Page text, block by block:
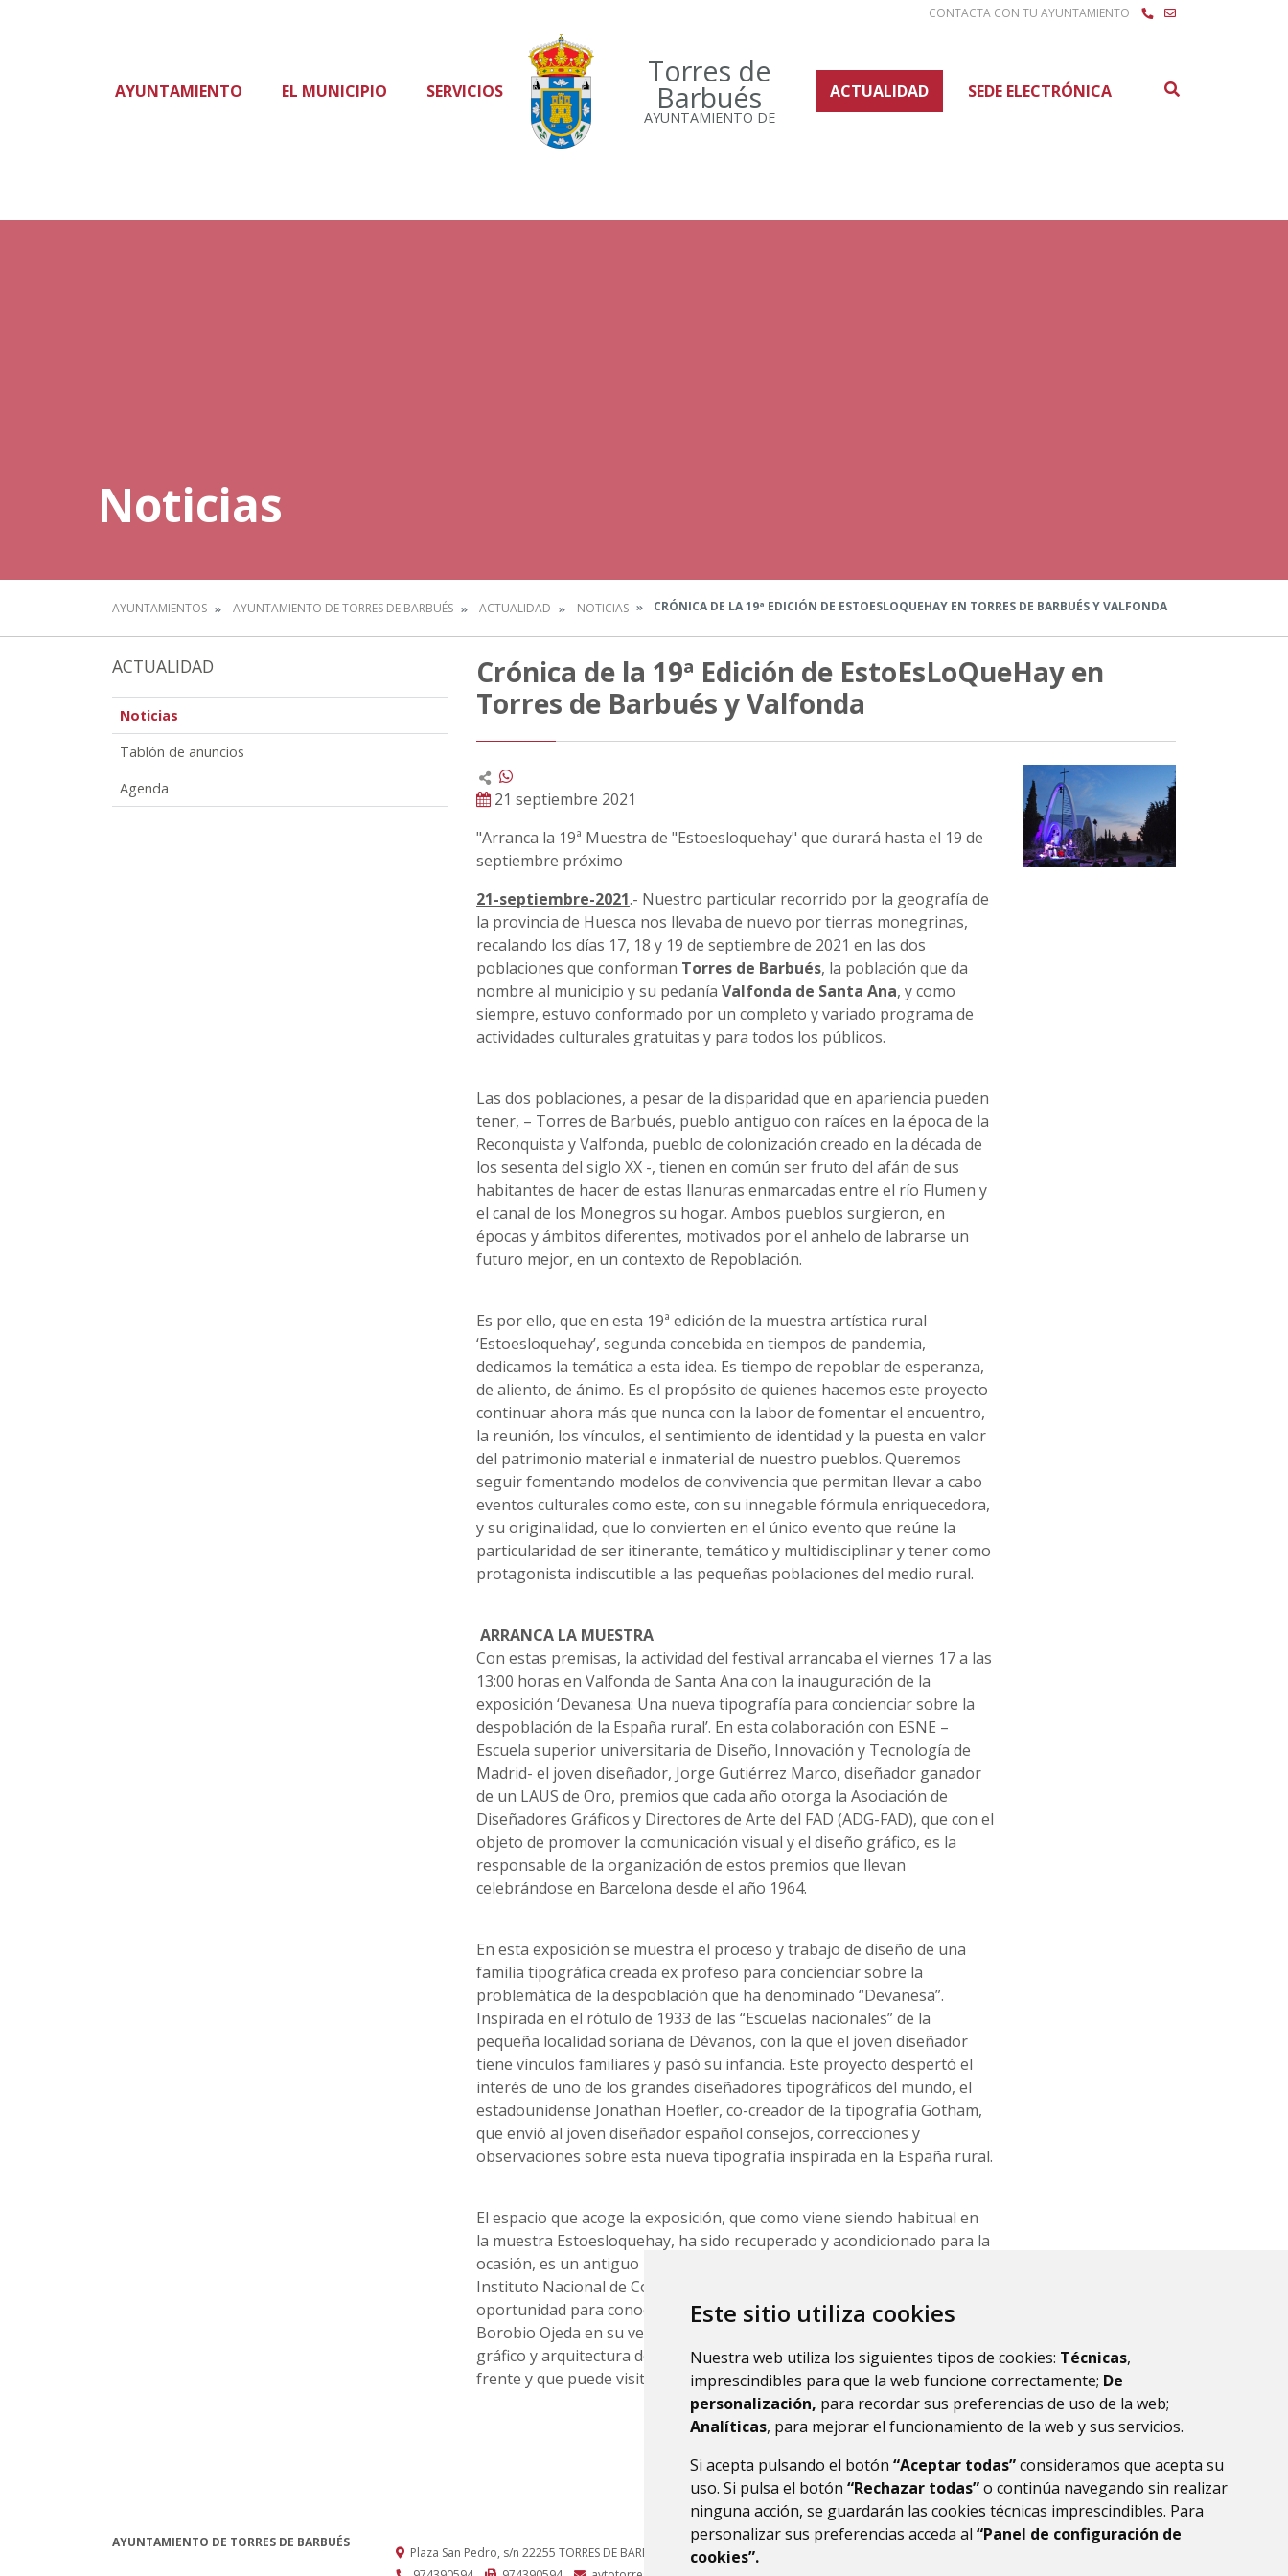
Este sitio utiliza cookies
Nuestra web utiliza los siguientes tipos de cookies: Técnicas,
imprescindibles para que la web funcione correctamente; De
personalización, para recordar sus preferencias de uso de la web;
Analíticas, para mejorar el funcionamiento de la web y sus servicios.
Si acepta pulsando el botón “Aceptar todas”consideramos que acepta su
uso. Si pulsa el botón “Rechazar todas”o continúa navegando sin realizar
ninguna acción, se guardarán las cookies técnicas imprescindibles. Para
personalizar sus preferencias acceda al “Panel de configuración de
cookies”.
CONTACTA CON TU AYUNTAMIENTO
Torres de
Barbués
AYUNTAMIENTO DE
AYUNTAMIENTO EL MUNICIPIO SERVICIOS ACTUALIDAD SEDE ELECTRÓNICA
Noticias
AYUNTAMIENTOS AYUNTAMIENTO DE TORRES DE BARBUÉS ACTUALIDAD NOTICIAS CRÓNICA DE LA 19ª EDICIÓN DE ESTOESLOQUEHAY EN TORRES DE BARBUÉS Y VALFONDA
ACTUALIDAD
Noticias
Tablón de anuncios
Agenda
Crónica de la 19ª Edición de EstoEsLoQueHay en
Torres de Barbués y Valfonda
21 septiembre 2021
"Arranca la 19ª Muestra de "Estoesloquehay" que durará hasta el 19 de
septiembre próximo
21-septiembre-2021.- Nuestro particular recorrido por la geografía de
la provincia de Huesca nos llevaba de nuevo por tierras monegrinas,
recalando los días 17, 18 y 19 de septiembre de 2021 en las dos
poblaciones que conforman Torres de Barbués, la población que da
nombre al municipio y su pedanía Valfonda de Santa Ana, y como
siempre, estuvo conformado por un completo y variado programa de
actividades culturales gratuitas y para todos los públicos.
Las dos poblaciones, a pesar de la disparidad que en apariencia pueden
tener, – Torres de Barbués, pueblo antiguo con raíces en la época de la
Reconquista y Valfonda, pueblo de colonización creado en la década de
los sesenta del siglo XX -, tienen en común ser fruto del afán de sus
habitantes de hacer de estas llanuras enmarcadas entre el río Flumen y
el canal de los Monegros su hogar. Ambos pueblos surgieron, en
épocas y ámbitos diferentes, motivados por el anhelo de labrarse un
futuro mejor, en un contexto de Repoblación.
Es por ello, que en esta 19ª edición de la muestra artística rural
‘Estoesloquehay’, segunda concebida en tiempos de pandemia,
dedicamos la temática a esta idea. Es tiempo de repoblar de esperanza,
de aliento, de ánimo. Es el propósito de quienes hacemos este proyecto
continuar ahora más que nunca con la labor de fomentar el encuentro,
la reunión, los vínculos, el sentimiento de identidad y la puesta en valor
del patrimonio material e inmaterial de nuestro pueblos. Queremos
seguir fomentando modelos de convivencia que permitan llevar a cabo
eventos culturales como este, con su innegable fórmula enriquecedora,
y su originalidad, que lo convierten en el único evento que reúne la
particularidad de ser itinerante, temático y multidisciplinar y tener como
protagonista indiscutible a las pequeñas poblaciones del medio rural.
ARRANCA LA MUESTRA
Con estas premisas, la actividad del festival arrancaba el viernes 17 a las
13:00 horas en Valfonda de Santa Ana con la inauguración de la
exposición ‘Devanesa: Una nueva tipografía para concienciar sobre la
despoblación de la España rural’. En esta colaboración con ESNE –
Escuela superior universitaria de Diseño, Innovación y Tecnología de
Madrid- el joven diseñador, Jorge Gutiérrez Marco, diseñador ganador
de un LAUS de Oro, premios que cada año otorga la Asociación de
Diseñadores Gráficos y Directores de Arte del FAD (ADG-FAD), que con el
objeto de promover la comunicación visual y el diseño gráfico, es la
responsable de la organización de estos premios que llevan
celebrándose en Barcelona desde el año 1964.
En esta exposición se muestra el proceso y trabajo de diseño de una
familia tipográfica creada ex profeso para concienciar sobre la
problemática de la despoblación que ha denominado “Devanesa”.
Inspirada en el rótulo de 1933 de las “Escuelas nacionales” de la
pequeña localidad soriana de Dévanos, con la que el joven diseñador
tiene vínculos familiares y pasó su infancia. Este proyecto despertó el
interés de uno de los grandes diseñadores tipográficos del mundo, el
estadounidense Jonathan Hoefler, co-creador de la tipografía Gotham,
que envió al joven diseñador español consejos, correcciones y
observaciones sobre esta nueva tipografía inspirada en la España rural.
El espacio que acoge la exposición, que como viene siendo habitual en
la muestra Estoesloquehay, ha sido recuperado y acondicionado para la
ocasión, es un antiguo local de actividad asociativa construido por el
Instituto Nacional de Colonización en Valfonda y supone a su vez una
oportunidad para conocer el interior de la arquitectura racionalista de
Borobio Ojeda en su vertiente de espacio público comunitario. Diseño
gráfico y arquitectura de concepción genuinamente rural frente a
frente y que puede visitarse hasta el 2 de octubre.
AYUNTAMIENTO DE TORRES DE BARBUÉS
Plaza San Pedro, s/n 22255 TORRES DE BARBUÉS (HUESCA) - ARAGÓN